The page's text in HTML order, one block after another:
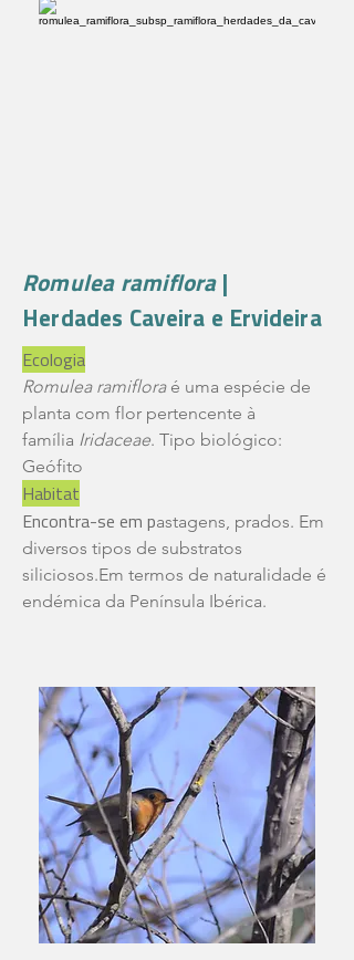
Romulea ramiflora|
Herdades Caveira e Ervideira
Ecologia
Romulea ramifloraé uma espécie de
planta com flor pertencente à
família Iridaceae. Tipo biológico:
Geófito
Habitat
Encontra-se em pastagens, prados. Em
diversos tipos de substratos
siliciosos.Em termos de naturalidade é
endémica da Península Ibérica.